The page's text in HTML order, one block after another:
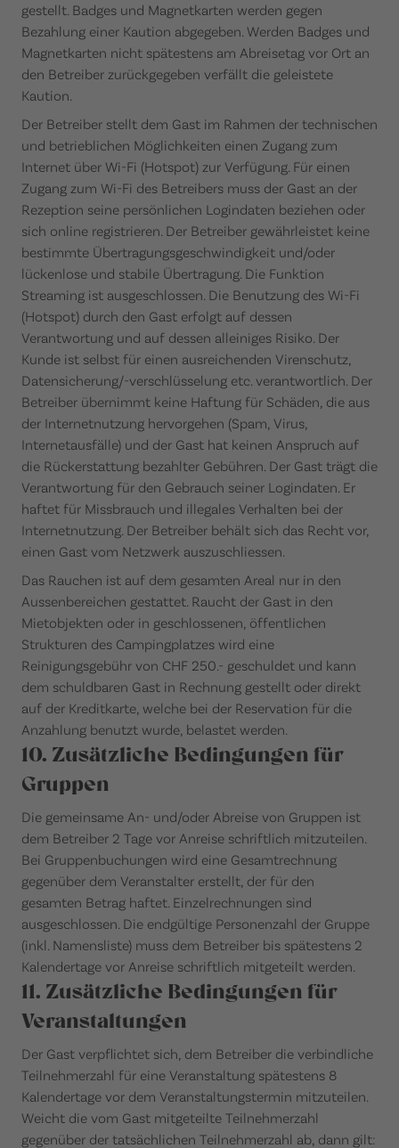
gestellt. Badges und Magnetkarten werden gegen
Bezahlung einer Kaution abgegeben. Werden Badges und
Magnetkarten nicht spätestens am Abreisetag vor Ort an
den Betreiber zurückgegeben verfällt die geleistete
Kaution.
Der Betreiber stellt dem Gast im Rahmen der technischen
und betrieblichen Möglichkeiten einen Zugang zum
Internet über Wi-Fi (Hotspot) zur Verfügung. Für einen
Zugang zum Wi-Fi des Betreibers muss der Gast an der
Rezeption seine persönlichen Logindaten beziehen oder
sich online registrieren. Der Betreiber gewährleistet keine
bestimmte Übertragungsgeschwindigkeit und/oder
lückenlose und stabile Übertragung. Die Funktion
Streaming ist ausgeschlossen. Die Benutzung des Wi-Fi
(Hotspot) durch den Gast erfolgt auf dessen
Verantwortung und auf dessen alleiniges Risiko. Der
Kunde ist selbst für einen ausreichenden Virenschutz,
Datensicherung/-verschlüsselung etc. verantwortlich. Der
Betreiber übernimmt keine Haftung für Schäden, die aus
der Internetnutzung hervorgehen (Spam, Virus,
Internetausfälle) und der Gast hat keinen Anspruch auf
die Rückerstattung bezahlter Gebühren. Der Gast trägt die
Verantwortung für den Gebrauch seiner Logindaten. Er
haftet für Missbrauch und illegales Verhalten bei der
Internetnutzung. Der Betreiber behält sich das Recht vor,
einen Gast vom Netzwerk auszuschliessen.
Das Rauchen ist auf dem gesamten Areal nur in den
Aussenbereichen gestattet. Raucht der Gast in den
Mietobjekten oder in geschlossenen, öffentlichen
Strukturen des Campingplatzes wird eine
Reinigungsgebühr von CHF 250.- geschuldet und kann
dem schuldbaren Gast in Rechnung gestellt oder direkt
auf der Kreditkarte, welche bei der Reservation für die
Anzahlung benutzt wurde, belastet werden.
10. Zusätzliche Bedingungen für
Gruppen
Die gemeinsame An- und/oder Abreise von Gruppen ist
dem Betreiber 2 Tage vor Anreise schriftlich mitzuteilen.
Bei Gruppenbuchungen wird eine Gesamtrechnung
gegenüber dem Veranstalter erstellt, der für den
gesamten Betrag haftet. Einzelrechnungen sind
ausgeschlossen. Die endgültige Personenzahl der Gruppe
(inkl. Namensliste) muss dem Betreiber bis spätestens 2
Kalendertage vor Anreise schriftlich mitgeteilt werden.
11. Zusätzliche Bedingungen für
Veranstaltungen
Der Gast verpflichtet sich, dem Betreiber die verbindliche
Teilnehmerzahl für eine Veranstaltung spätestens 8
Kalendertage vor dem Veranstaltungstermin mitzuteilen.
Weicht die vom Gast mitgeteilte Teilnehmerzahl
gegenüber der tatsächlichen Teilnehmerzahl ab, dann gilt: